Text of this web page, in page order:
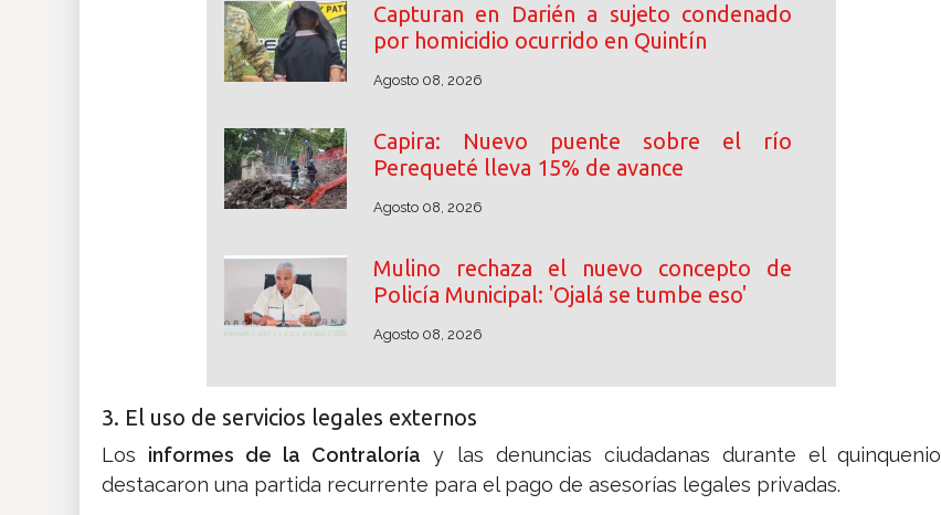
Capturan en Darién a sujeto condenado
por homicidio ocurrido en Quintín
Agosto 08, 2026
Capira: Nuevo puente sobre el río
Perequeté lleva 15% de avance
Agosto 08, 2026
Mulino rechaza el nuevo concepto de
Policía Municipal: 'Ojalá se tumbe eso'
Agosto 08, 2026
3. El uso de servicios legales externos
Los informes de la Contraloría y las denuncias ciudadanas durante el quinquenio
destacaron una partida recurrente para el pago de asesorías legales privadas.